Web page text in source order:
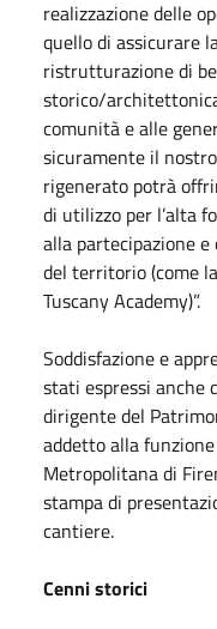
realizzazione delle
quello di assicurare
ristrutturazione di
storico/
comunità e alle
sicuramente il
rigenerato potrà
di utilizzo per l’alta
alla partecipazione
del territorio (come
Tuscany Academy)”.
Soddisfazione e
stati espressi anche
dirigente del
addetto alla
Metropolitana di
stampa di
cantiere.
Cenni storici